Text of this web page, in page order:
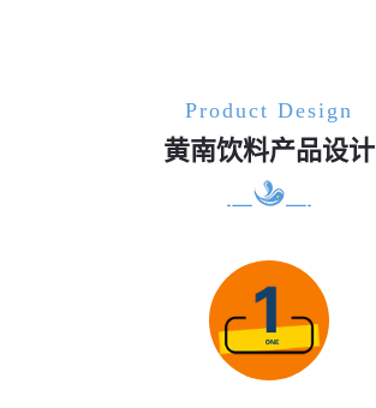
Product Design
黄南饮料产品设计